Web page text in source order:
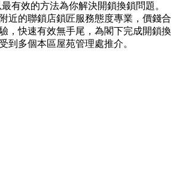
有效的方法為你解決開鎖換鎖問題。
近的聯鎖店鎖匠服務態度專業，價錢合
，快速有效無手尾，為閣下完成開鎖換
到多個本區屋苑管理處推介。